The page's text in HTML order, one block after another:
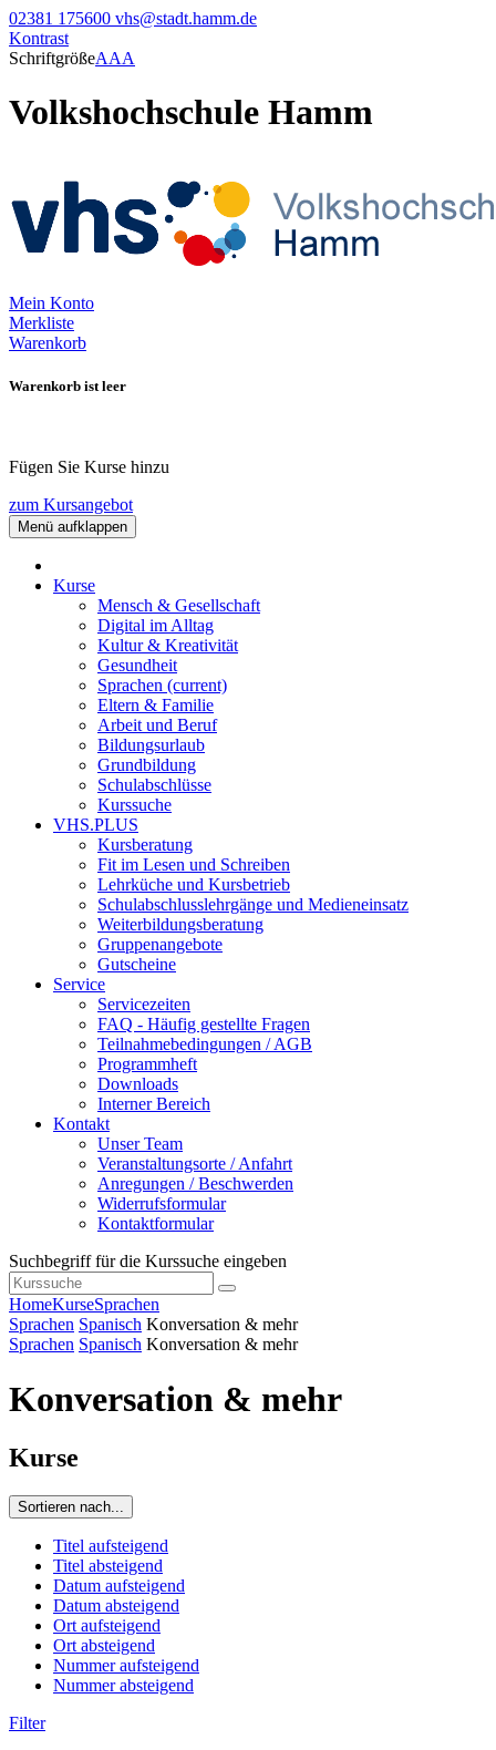
02381 175600 vhs@stadt.hamm.de
Kontrast
SchriftgrößeAAA
Volkshochschule Hamm
Mein Konto
Merkliste
Warenkorb
Warenkorb ist leer
Fügen Sie Kurse hinzu
zum Kursangebot
Menü aufklappen
Kurse
Mensch & Gesellschaft
Digital im Alltag
Kultur & Kreativität
Gesundheit
Sprachen (current)
Eltern & Familie
Arbeit und Beruf
Bildungsurlaub
Grundbildung
Schulabschlüsse
Kurssuche
VHS.PLUS
Kursberatung
Fit im Lesen und Schreiben
Lehrküche und Kursbetrieb
Schulabschlusslehrgänge und Medieneinsatz
Weiterbildungsberatung
Gruppenangebote
Gutscheine
Service
Servicezeiten
FAQ - Häufig gestellte Fragen
Teilnahmebedingungen / AGB
Programmheft
Downloads
Interner Bereich
Kontakt
Unser Team
Veranstaltungsorte / Anfahrt
Anregungen / Beschwerden
Widerrufsformular
Kontaktformular
Suchbegriff für die Kurssuche eingeben
HomeKurseSprachen
Sprachen Spanisch Konversation & mehr
Sprachen Spanisch Konversation & mehr
Konversation & mehr
Kurse
Sortieren nach...
Titel aufsteigend
Titel absteigend
Datum aufsteigend
Datum absteigend
Ort aufsteigend
Ort absteigend
Nummer aufsteigend
Nummer absteigend
Filter